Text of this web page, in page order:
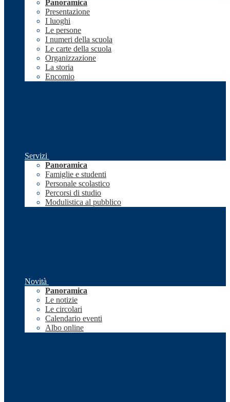
Panoramica
Presentazione
I luoghi
Le persone
I numeri della scuola
Le carte della scuola
Organizzazione
La storia
Encomio
Servizi
Panoramica
Famiglie e studenti
Personale scolastico
Percorsi di studio
Modulistica al pubblico
Novità
Panoramica
Le notizie
Le circolari
Calendario eventi
Albo online